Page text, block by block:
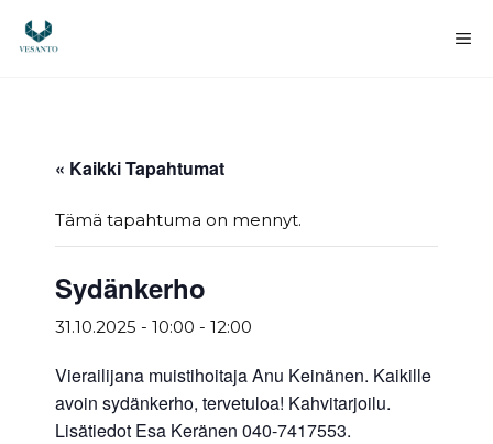
sisältöön
« Kaikki Tapahtumat
Tämä tapahtuma on mennyt.
Sydänkerho
31.10.2025 - 10:00 - 12:00
Vierailijana muistihoitaja Anu Keinänen. Kaikille
avoin sydänkerho, tervetuloa! Kahvitarjoilu.
Lisätiedot Esa Keränen 040-7417553.